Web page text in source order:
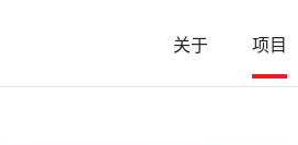
关于 项目